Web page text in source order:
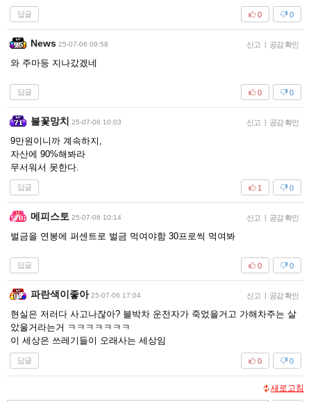
답글 0
0
News 25-07-06 09:58 신고 공감 확인
와 주마등 지나갔겠네
답글 0
0
불꽃망치 25-07-06 10:03 신고 공감 확인
9만원이니까 계속하지,
자산에 90%해봐라
무서워서 못한다.
답글 0
1
메피스토 25-07-06 10:14 신고 공감 확인
벌금을 연봉에 퍼센트로 벌금 먹여야함 30프로씩 먹여봐
답글 0
0
파란색이좋아 25-07-06 17:04 신고 공감 확인
현실은 저러다 사고나잖아? 블박차 운전자가 죽었을거고 가해차주는 살
았울거라는거 ㅋㅋㅋㅋㅋㅋㅋ
이 세상은 쓰레기들이 오래사는 세상임
답글 0
0
새로고침